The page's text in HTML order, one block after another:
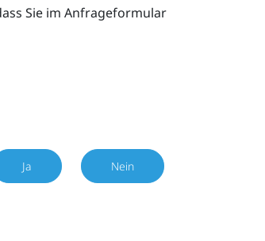
Sie im Anfrageformular
Ja Nein